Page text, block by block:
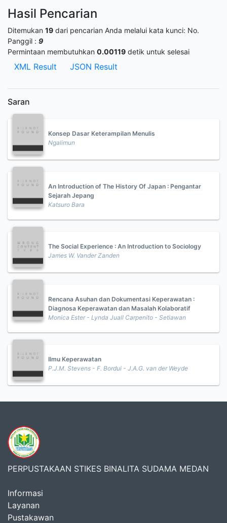
Hasil Pencarian
Ditemukan 19 dari pencarian Anda melalui kata kunci: No.
Panggil : 9
Permintaan membutuhkan 0.00119 detik untuk selesai
XML Result JSON Result
Saran
Konsep Dasar Keterampilan Menulis
Ngalimun
An Introduction of The History Of Japan : Pengantar
Sejarah Jepang
Katsuro Bara
The Social Experience : An Introduction to Sociology
James W. Vander Zanden
Rencana Asuhan dan Dokumentasi Keperawatan :
Diagnosa Keperawatan dan Masalah Kolaboratif
Monica Ester - Lynda Juall Carpenito - Setiawan
Ilmu Keperawatan
P.J.M. Stevens - F. Bordui - J.A.G. van der Weyde
PERPUSTAKAAN STIKES BINALITA SUDAMA MEDAN
Informasi
Layanan
Pustakawan